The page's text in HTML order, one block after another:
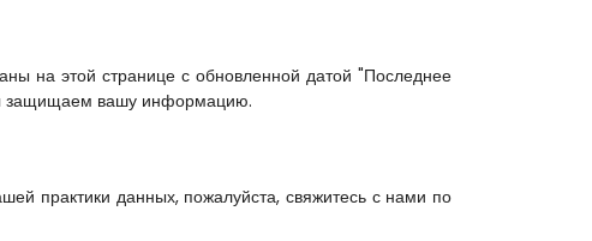
на этой странице с обновленной датой "Последнее
защищаем вашу информацию.
практики данных, пожалуйста, свяжитесь с нами по